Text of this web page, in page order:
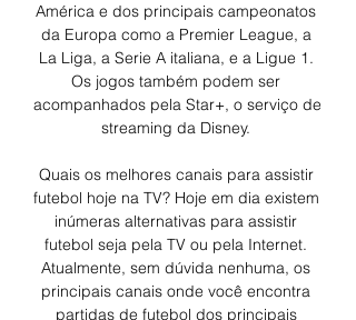
América e dos principais campeonatos
da Europa como a Premier League, a
La Liga, a Serie A italiana, e a Ligue 1.
Os jogos também podem ser
acompanhados pela Star+, o serviço de
streaming da Disney.
Quais os melhores canais para assistir
futebol hoje na TV? Hoje em dia existem
inúmeras alternativas para assistir
futebol seja pela TV ou pela Internet.
Atualmente, sem dúvida nenhuma, os
principais canais onde você encontra
partidas de futebol dos principais